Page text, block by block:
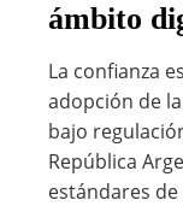
ámbito
La confianza
adopción de
bajo
República
estándares